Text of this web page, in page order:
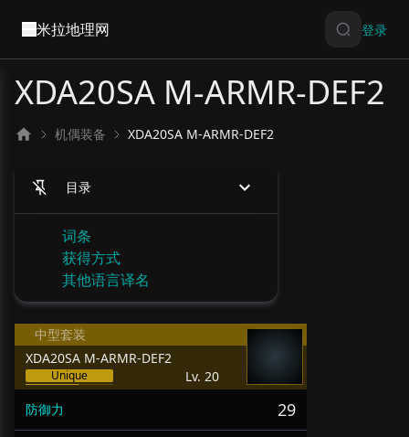
米拉地理网 登录
XDA20SA M-ARMR-DEF2
机偶装备 XDA20SA M-ARMR-DEF2
目录
词条
获得方式
其他语言译名
中型套装
XDA20SA M-ARMR-DEF2
Lv. 20
Unique
防御力 29